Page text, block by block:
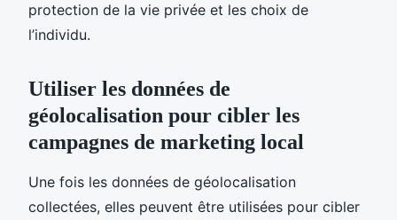
protection de la vie privée et les choix de
l’individu.
Utiliser les données de
géolocalisation pour cibler les
campagnes de marketing local
Une fois les données de géolocalisation
collectées, elles peuvent être utilisées pour cibler